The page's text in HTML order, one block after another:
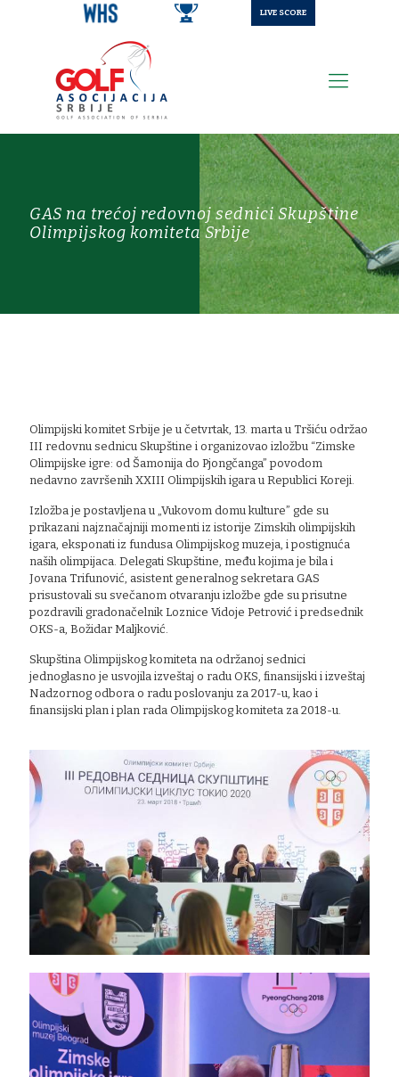
LIVE SCORE
GAS na trećoj redovnoj sednici Skupštine
Olimpijskog komiteta Srbije
Olimpijski komitet Srbije je u četvrtak, 13. marta u Tršiću održao
III redovnu sednicu Skupštine i organizovao izložbu “Zimske
Olimpijske igre: od Šamonija do Pjongčanga” povodom
nedavno završenih XXIII Olimpijskih igara u Republici Koreji.
Izložba je postavljena u „Vukovom domu kulture” gde su
prikazani najznačajniji momenti iz istorije Zimskih olimpijskih
igara, eksponati iz fundusa Olimpijskog muzeja, i postignuća
naših olimpijaca. Delegati Skupštine, među kojima je bila i
Jovana Trifunović, asistent generalnog sekretara GAS
prisustovali su svečanom otvaranju izložbe gde su prisutne
pozdravili gradonačelnik Loznice Vidoje Petrović i predsednik
OKS-a, Božidar Maljković.
Skupština Olimpijskog komiteta na održanoj sednici
jednoglasno je usvojila izveštaj o radu OKS, finansijski i izveštaj
Nadzornog odbora o radu poslovanju za 2017-u, kao i
finansijski plan i plan rada Olimpijskog komiteta za 2018-u.